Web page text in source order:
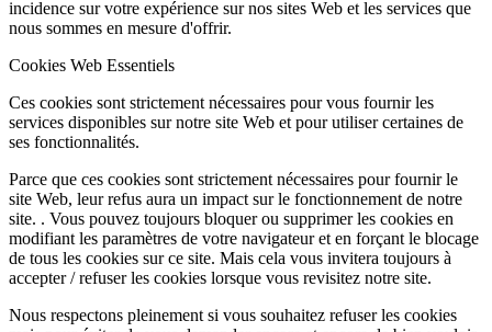
incidence sur votre expérience sur nos sites Web et les services que
nous sommes en mesure d'offrir.
Cookies Web Essentiels
Ces cookies sont strictement nécessaires pour vous fournir les
services disponibles sur notre site Web et pour utiliser certaines de
ses fonctionnalités.
Parce que ces cookies sont strictement nécessaires pour fournir le
site Web, leur refus aura un impact sur le fonctionnement de notre
site. . Vous pouvez toujours bloquer ou supprimer les cookies en
modifiant les paramètres de votre navigateur et en forçant le blocage
de tous les cookies sur ce site. Mais cela vous invitera toujours à
accepter / refuser les cookies lorsque vous revisitez notre site.
Nous respectons pleinement si vous souhaitez refuser les cookies